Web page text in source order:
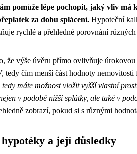
pomůže lépe pochopit, jaký vliv má
za dobu splácení. Hypoteční
rychlé a přehledné porovnání
že výše úvěru přímo ovlivňuje
tedy čím menší část hodnoty
tedy máte možnost vložit vyšší vlastní
v podobě nižší splátky, ale také v
zobrazí, pokud si s různými
a její důsledky